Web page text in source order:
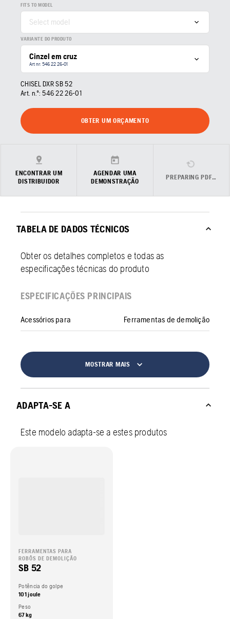
FITS TO MODEL
Select model
VARIANTE DO PRODUTO
Cinzel em cruz
Art nr: 546 22 26‑01
CHISEL DXR SB 52
Art. n.º: 546 22 26‑01
OBTER UM ORÇAMENTO
ENCONTRAR UM
DISTRIBUIDOR
AGENDAR UMA
DEMONSTRAÇÃO
PREPARING PDF…
TABELA DE DADOS TÉCNICOS
Obter os detalhes completos e todas as
especificações técnicas do produto
ESPECIFICAÇÕES PRINCIPAIS
Acessórios para Ferramentas de demolição
MOSTRAR MAIS
ADAPTA-SE A
Este modelo adapta-se a estes produtos
FERRAMENTAS PARA
ROBÔS DE DEMOLIÇÃO
SB 52
Potência do golpe
101 joule
Peso
67 kg